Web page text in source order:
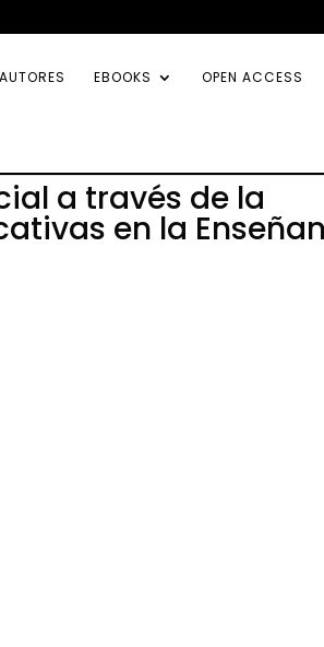
AUTORES EBOOKS OPEN ACCESS
a través de la
en la